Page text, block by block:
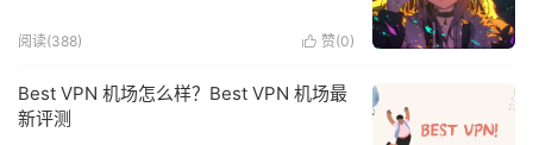
 赞(0)
阅读(388)
Best VPN 机场怎么样？Best VPN 机场最
新评测